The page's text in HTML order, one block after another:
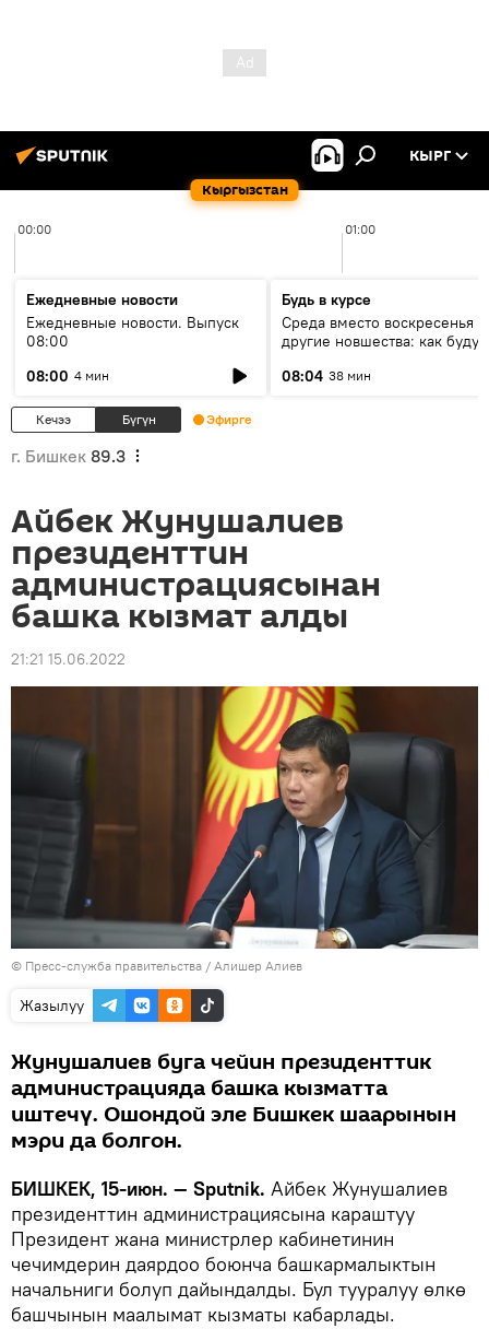
Кыргызстан
КЫРГ
00:00 01:00
Ежедневные новости
Ежедневные новости. Выпуск
08:00
08:00 4 мин
Будь в курсе
Среда вместо воскресенья и
другие новшества: как будут
08:04 38 мин
Кечээ Бүгүн Эфирге
г. Бишкек 89.3
Айбек Жунушалиев
президенттин
администрациясынан
башка кызмат алды
21:21 15.06.2022
© Пресс-служба правительства / Алишер Алиев
Жазылуу
Жунушалиев буга чейин президенттик
администрацияда башка кызматта
иштечү. Ошондой эле Бишкек шаарынын
мэри да болгон.
БИШКЕК, 15-июн. — Sputnik. Айбек Жунушалиев
президенттин администрациясына караштуу
Президент жана министрлер кабинетинин
чечимдерин даярдоо боюнча башкармалыктын
начальниги болуп дайындалды. Бул тууралуу өлкө
башчынын маалымат кызматы кабарлады.